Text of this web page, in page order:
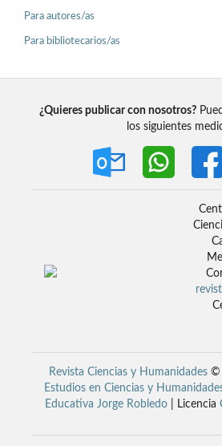
Para autores/as
Para bibliotecarios/as
¿Quieres publicar con nosotros?
los siguientes
Revista Ciencias y Humanidades©
Estudios en Ciencias y
Educativa Jorge Robledo | Licencia